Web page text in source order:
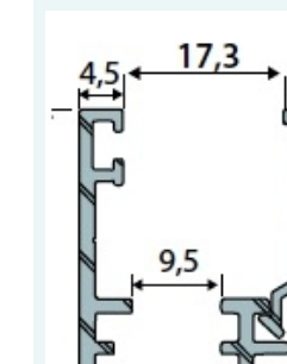
DALLE DE SOL EN VERRE
PORTE EN VERRE
GARDE CORPS EN VERRE
VERRIÈRE TYPE ATELIER
VERRES TEXTURÉS
PLEXIGLAS PMMA
DOUBLE VITRAGE